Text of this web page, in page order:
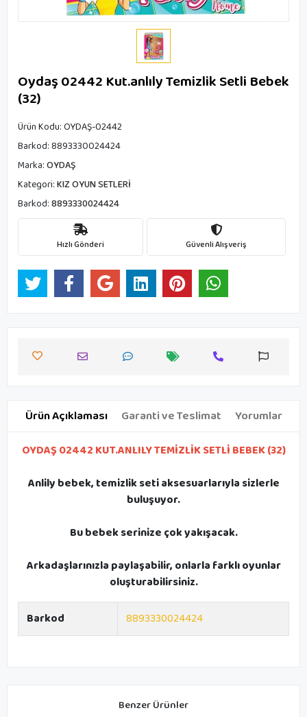
Oydaş 02442 Kut.anlıly Temizlik Setli Bebek
(32)
Ürün Kodu:OYDAŞ-02442
Barkod:8893330024424
Marka:OYDAŞ
Kategori:KIZ OYUN SETLERİ
Barkod:8893330024424
Hızlı Gönderi Güvenli Alışveriş
Ürün Açıklaması Garanti ve Teslimat Yorumlar
OYDAŞ 02442 KUT.ANLILY TEMİZLİK SETLİ BEBEK (32)
Anlily bebek, temizlik seti aksesuarlarıyla sizlerle
buluşuyor.
Bu bebek serinize çok yakışacak.
Arkadaşlarınızla paylaşabilir, onlarla farklı oyunlar
oluşturabilirsiniz.
Barkod 8893330024424
Benzer Ürünler